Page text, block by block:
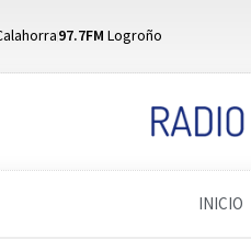
97.7FM Logroño
INICIO